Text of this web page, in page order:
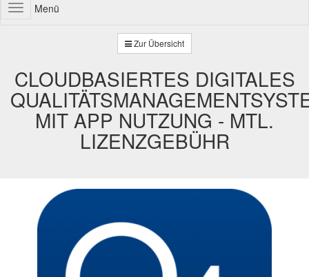
ToggleMenü
Zur Übersicht
CLOUDBASIERTES DIGITALES
MIT APP NUTZUNG - MTL.
LIZENZGEBÜHR